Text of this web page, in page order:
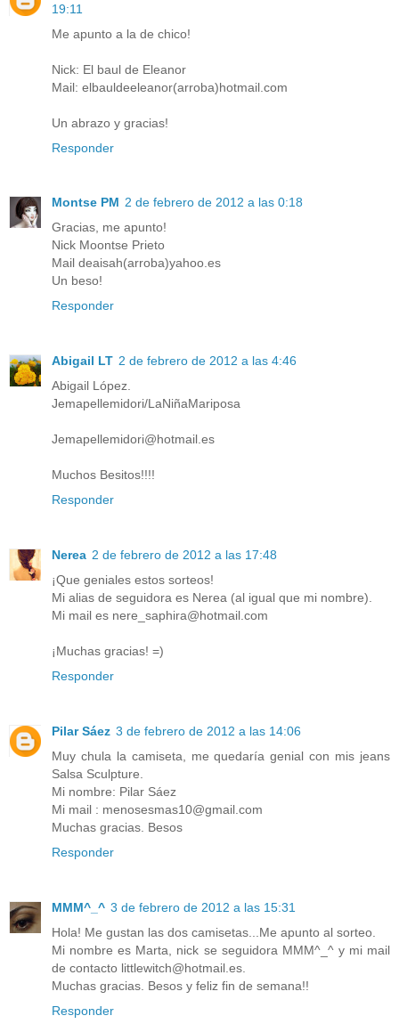
19:11
Me apunto a la de chico!
Nick: El baul de Eleanor
Mail: elbauldeeleanor(arroba)hotmail.com
Un abrazo y gracias!
Responder
Montse PM 2 de febrero de 2012 a las 0:18
Gracias, me apunto!
Nick Moontse Prieto
Mail deaisah(arroba)yahoo.es
Un beso!
Responder
Abigail LT 2 de febrero de 2012 a las 4:46
Abigail López.
Jemapellemidori/LaNiñaMariposa
Jemapellemidori@hotmail.es
Muchos Besitos!!!!
Responder
Nerea 2 de febrero de 2012 a las 17:48
¡Que geniales estos sorteos!
Mi alias de seguidora es Nerea (al igual que mi nombre).
Mi mail es nere_saphira@hotmail.com
¡Muchas gracias! =)
Responder
Pilar Sáez 3 de febrero de 2012 a las 14:06
Muy chula la camiseta, me quedaría genial con mis jeans
Salsa Sculpture.
Mi nombre: Pilar Sáez
Mi mail : menosesmas10@gmail.com
Muchas gracias. Besos
Responder
MMM^_^ 3 de febrero de 2012 a las 15:31
Hola! Me gustan las dos camisetas...Me apunto al sorteo.
Mi nombre es Marta, nick se seguidora MMM^_^ y mi mail
de contacto littlewitch@hotmail.es.
Muchas gracias. Besos y feliz fin de semana!!
Responder